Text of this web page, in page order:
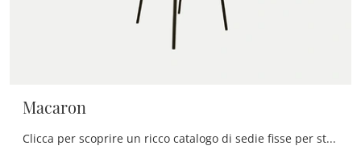
Macaron
Clicca per scoprire un ricco catalogo di sedie fisse per stanze moderne: il modello Macaron di Zamagna ti sta aspettando!